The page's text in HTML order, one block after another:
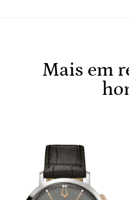
Mais em